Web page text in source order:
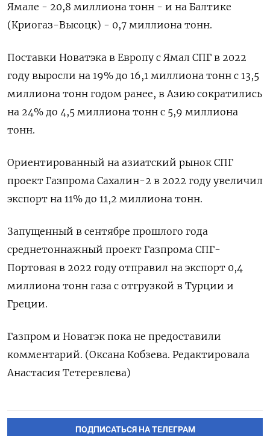
Ямале - 20,8 миллиона тонн - и на Балтике
(Криогаз-Высоцк) - 0,7 миллиона тонн.
Поставки Новатэка в Европу с Ямал СПГ в 2022
году выросли на 19% до 16,1 миллиона тонн с 13,5
миллиона тонн годом ранее, в Азию сократились
на 24% до 4,5 миллиона тонн с 5,9 миллиона
тонн.
Ориентированный на азиатский рынок СПГ
проект Газпрома Сахалин-2 в 2022 году увеличил
экспорт на 11% до 11,2 миллиона тонн.
Запущенный в сентябре прошлого года
среднетоннажный проект Газпрома СПГ-
Портовая в 2022 году отправил на экспорт 0,4
миллиона тонн газа с отгрузкой в Турции и
Греции.
Газпром и Новатэк пока не предоставили
комментарий. (Оксана Кобзева. Редактировала
Анастасия Тетеревлева)
ПОДПИСАТЬСЯ НА ТЕЛЕГРАМ